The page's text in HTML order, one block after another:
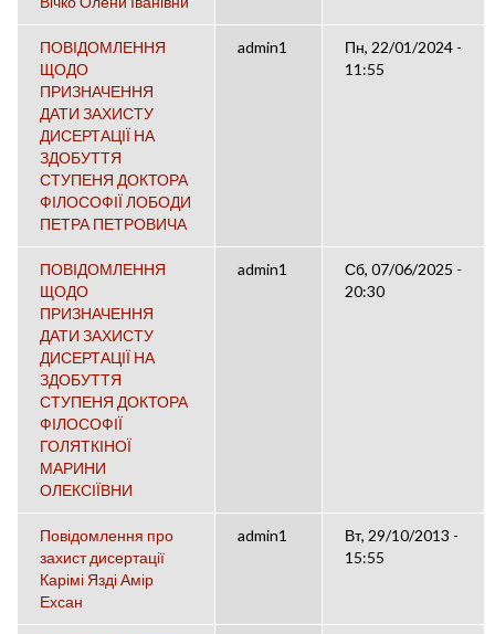
ПОВІДОМЛЕННЯ
ЩОДО
ПРИЗНАЧЕННЯ
ДАТИ ЗАХИСТУ
ДИСЕРТАЦІЇ НА
ЗДОБУТТЯ
СТУПЕНЯ ДОКТОРА
ФІЛОСОФІЇ ЛОБОДИ
ПЕТРА ПЕТРОВИЧА
admin1
Пн, 22/01/2024 -
11:55
ПОВІДОМЛЕННЯ
ЩОДО
ПРИЗНАЧЕННЯ
ДАТИ ЗАХИСТУ
ДИСЕРТАЦІЇ НА
ЗДОБУТТЯ
СТУПЕНЯ ДОКТОРА
ФІЛОСОФІЇ
ГОЛЯТКІНОЇ
МАРИНИ
ОЛЕКСІЇВНИ
admin1
Сб, 07/06/2025 -
20:30
Повідомлення про
захист дисертації
Карімі Язді Амір
Ехсан
admin1
Вт, 29/10/2013 -
15:55